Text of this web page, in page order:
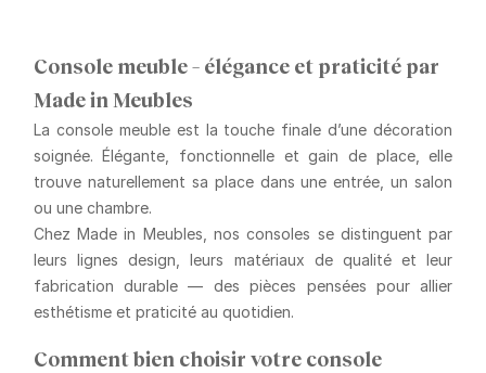
Console meuble – élégance et praticité par
Made in Meubles
La console meuble est la touche finale d’une décoration
soignée. Élégante, fonctionnelle et gain de place, elle
trouve naturellement sa place dans une entrée, un salon
ou une chambre.
Chez Made in Meubles, nos consoles se distinguent par
leurs lignes design , leurs matériaux de qualitéet leur
fabrication durable — des pièces pensées pour allier
esthétisme et praticité au quotidien.
Comment bien choisir votre console